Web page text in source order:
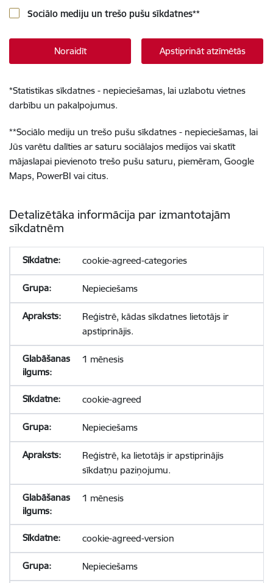
Sociālo mediju un trešo pušu sīkdatnes**
Noraidīt Apstiprināt atzīmētās
*Statistikas sīkdatnes - nepieciešamas, lai uzlabotu vietnes
darbību un pakalpojumus.
**Sociālo mediju un trešo pušu sīkdatnes - nepieciešamas, lai
Jūs varētu dalīties ar saturu sociālajos medijos vai skatīt
mājaslapai pievienoto trešo pušu saturu, piemēram, Google
Maps, PowerBI vai citus.
Detalizētāka informācija par izmantotajām
sīkdatnēm
cookie-agreed-categories
Nepieciešams
Reģistrē, kādas sīkdatnes lietotājs ir
apstiprinājis.
1 mēnesis
cookie-agreed
Nepieciešams
Reģistrē, ka lietotājs ir apstiprinājis
sīkdatņu paziņojumu.
1 mēnesis
cookie-agreed-version
Nepieciešams